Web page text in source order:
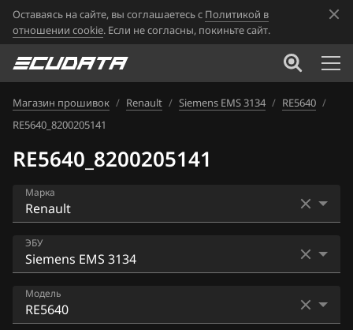
Оставаясь на сайте, вы соглашаетесь с Политикой в
отношении cookie. Если не согласны, покиньте сайт.
Магазин прошивок / Renault / Siemens EMS 3134 / RE5640 /
RE5640_8200205141
RE5640_8200205141
Марка
Acura
Alfa Romeo
ATLAS
ЭБУ
Bosch EDC16CP33
Bosch EDC17C11
Модель